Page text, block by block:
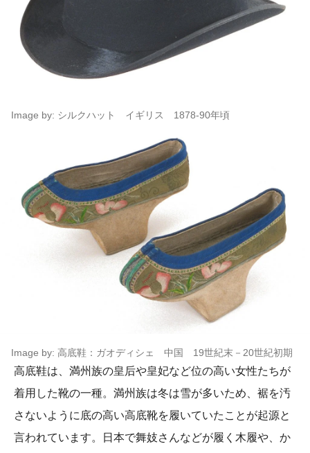
Image by: シルクハット イギリス 1878-90年頃
Image by: 高底鞋：ガオディシェ 中国 19世紀末－20世紀初期
高底鞋は、満州族の皇后や皇妃など位の高い女性たちが
着用した靴の一種。満州族は冬は雪が多いため、裾を汚
さないように底の高い高底靴を履いていたことが起源と
言われています。日本で舞妓さんなどが履く木履や、か